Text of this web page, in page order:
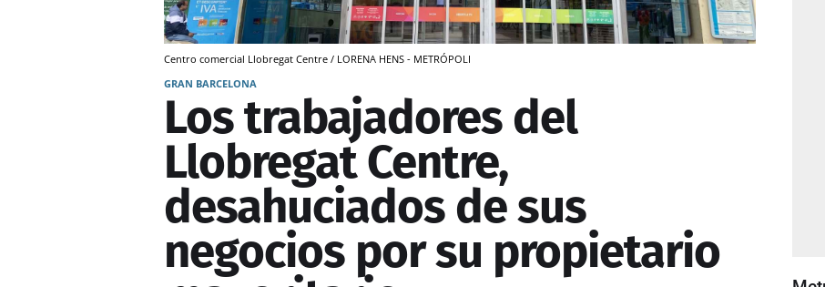
Centro comercial Llobregat Centre / LORENA HENS - METRÓPOLI
GRAN BARCELONA
Los trabajadores del
Llobregat Centre,
desahuciados de sus
negocios por su propietario